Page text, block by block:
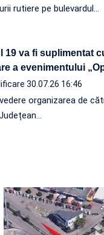
rutiere pe bulevardul…
19 va fi suplimentat
a evenimentului
30.07.26 16:46
organizarea de